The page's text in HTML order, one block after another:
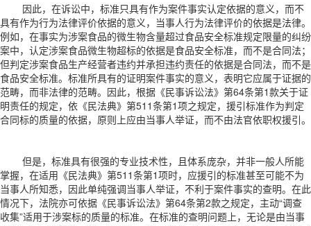
因此，在诉讼中，标准只具有作为案件事实认定依据的意义，而不
具有作为行为法律评价依据的意义，当事人行为法律评价的依据是法律。
例如，在事实为涉案食品的微生物含量超过食品安全标准规定限量的纠纷
案中，认定涉案食品微生物超标的依据是食品安全标准，而不是合同法；
但判定涉案食品生产经营者违约并承担违约责任的依据是合同法，而不是
食品安全标准。标准所具有的证明案件事实的意义，表明它应属于证据的
范畴，而非法律的范畴。因此，根据《民事诉讼法》第64条第1款关于证
明责任的规定，依《民法典》第511条第1项之规定，援引标准作为判定
合同标的质量的依据，原则上应由当事人举证，而不由法官依职权援引。
但是，标准具有很强的专业技术性，且体系庞杂，并非一般人所能
掌握，在适用《民法典》第511条第1项时，应援引的标准甚至可能不为
当事人所知悉，因此单纯强调当事人举证，不利于案件事实的查明。在此
情况下，法院亦可依据《民事诉讼法》第64条第2款之规定，主动“调查
收集”适用于涉案标的质量的标准。在标准的查明问题上，无论是由当事